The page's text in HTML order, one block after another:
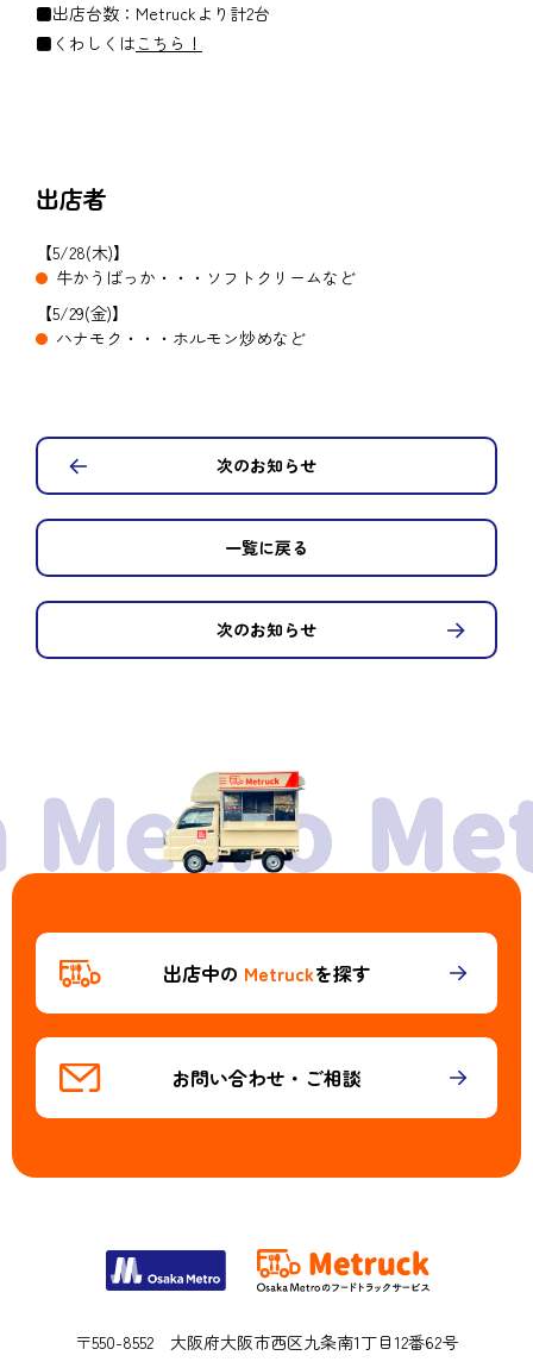
■出店台数：Metruckより計2台
■くわしくは こちら！
出店者
【5/28(木)】
牛かうばっか・・・ソフトクリームなど
【5/29(金)】
ハナモク・・・ホルモン炒めなど
次のお知らせ
一覧に戻る
次のお知らせ
出店中の Metruckを探す
お問い合わせ・ご相談
〒550-8552 大阪府大阪市西区九条南1丁目12番62号